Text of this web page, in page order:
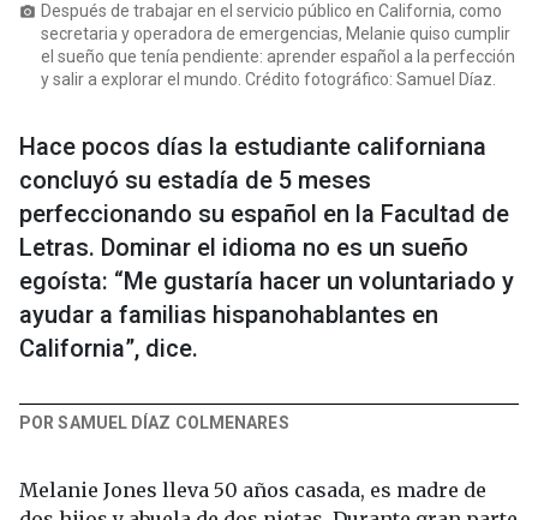
photo_camera Después de trabajar en el servicio público en California, como
secretaria y operadora de emergencias, Melanie quiso cumplir
el sueño que tenía pendiente: aprender español a la perfección
y salir a explorar el mundo. Crédito fotográfico: Samuel Díaz.
Hace pocos días la estudiante californiana
concluyó su estadía de 5 meses
perfeccionando su español en la Facultad de
Letras. Dominar el idioma no es un sueño
egoísta: “Me gustaría hacer un voluntariado y
ayudar a familias hispanohablantes en
California”, dice.
POR SAMUEL DÍAZ COLMENARES
Melanie Jones lleva 50 años casada, es madre de